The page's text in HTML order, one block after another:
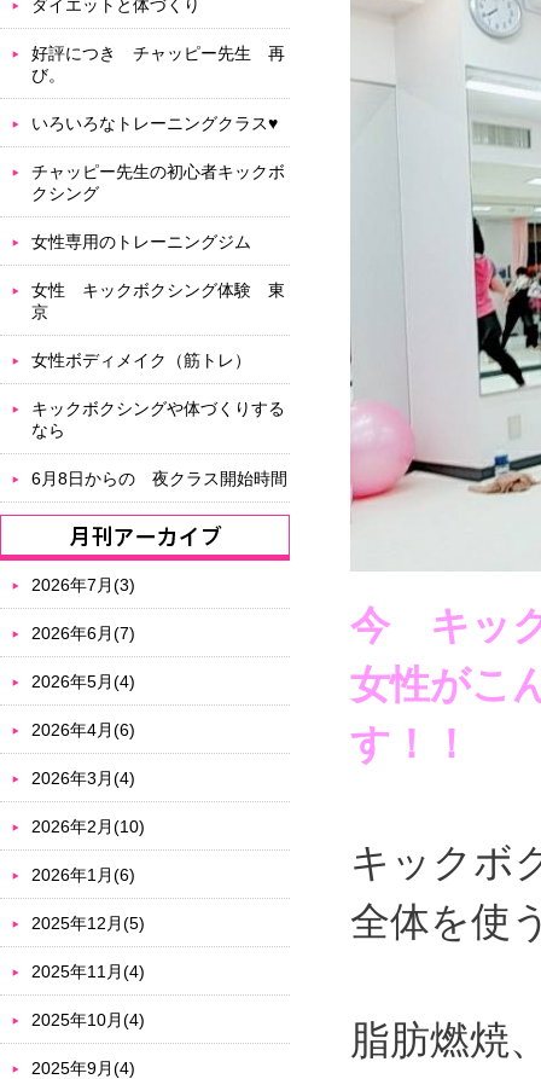
今 キッ
女性がこ
す！！
キックボ
全体を使
脂肪燃焼
ダイエットと体づくり
好評につき チャッピー先生 再
び。
いろいろなトレーニングクラス♥
チャッピー先生の初心者キックボ
クシング
女性専用のトレーニングジム
女性 キックボクシング体験 東
京
女性ボディメイク（筋トレ）
キックボクシングや体づくりする
なら
6月8日からの 夜クラス開始時間
2026年7月(3)
2026年6月(7)
2026年5月(4)
2026年4月(6)
2026年3月(4)
2026年2月(10)
2026年1月(6)
2025年12月(5)
2025年11月(4)
2025年10月(4)
2025年9月(4)